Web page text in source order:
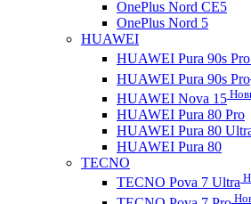
OnePlus Nord CE5
OnePlus Nord 5
HUAWEI
HUAWEI Pura 90s
HUAWEI Pura 90s Pro
HUAWEI Nova 15
HUAWEI Pura 80 Pro
HUAWEI Pura 80
HUAWEI Pura 80
TECNO
TECNO Pova 7 Ultra